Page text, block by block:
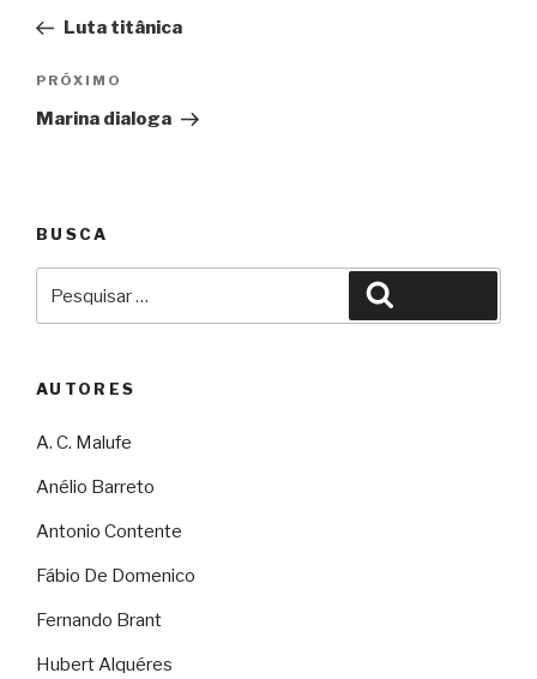
Post
Luta titânica
Próximo
PRÓXIMO
Marina dialoga
BUSCA
AUTORES
A. C. Malufe
Anélio Barreto
Antonio Contente
Fábio De Domenico
Fernando Brant
Hubert Alquéres